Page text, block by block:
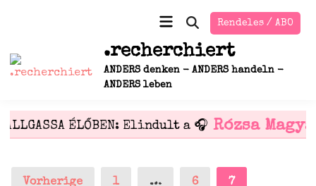
Rendeles / ABO
.recherchiert
ANDERS denken - ANDERS handeln -
ANDERS leben
Suche
öffnen
Hauptmenü
ÉLŐBEN: Elindult a 🎧 Rózsa
Seitennummerierung
Vorherige 1 … 6 7